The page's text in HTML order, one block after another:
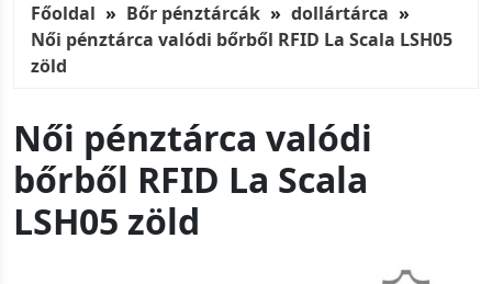
Főoldal Bőr pénztárcák
dollártárca
Női pénztárca valódi bőrből RFID La Scala LSH05
zöld
Női pénztárca valódi
bőrből RFID La Scala
LSH05 zöld